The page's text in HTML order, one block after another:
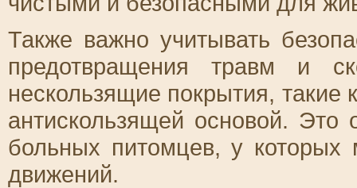
Также важно учитывать
предотвращения травм и
нескользящие покрытия, такие
антискользящей основой.
больных питомцев, у которых
движений.